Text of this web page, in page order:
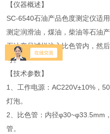
【仪器概述】
SC-6540石油产品色度测定仪适
测定润滑油，煤油，柴油等石油
石油产品试样注入比色管内，然
号。
【技术参数】
1、工作电源：AC220V±10%，
灯泡。
2、比色管：内径φ30~φ33.5mm
管。